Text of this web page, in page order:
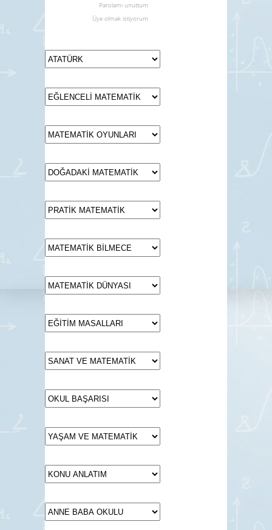
Parolamı unuttum
Üye olmak istiyorum